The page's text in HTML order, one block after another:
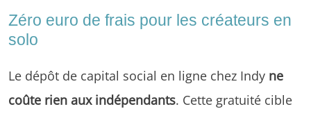
Zéro euro de frais pour les créateurs en
solo
Le dépôt de capital social en ligne chez Indy ne
coûte rien aux indépendants. Cette gratuité cible